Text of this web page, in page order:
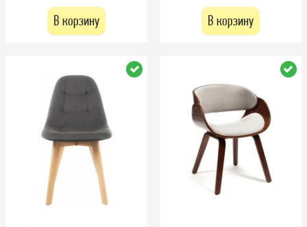
В корзину В корзину